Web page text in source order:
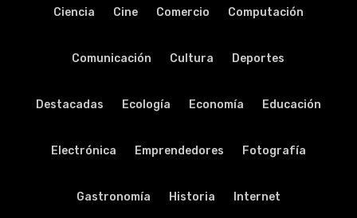
Ciencia Cine Comercio Computación
Comunicación Cultura Deportes
Destacadas Ecología Economía Educación
Electrónica Emprendedores Fotografía
Gastronomía Historia Internet